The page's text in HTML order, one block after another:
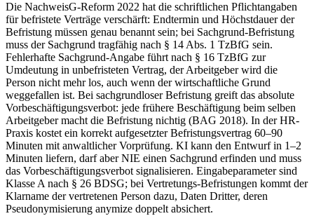
Die NachweisG-Reform 2022 hat die schriftlichen Pflichtangaben
für befristete Verträge verschärft: Endtermin und Höchstdauer der
Befristung müssen genau benannt sein; bei Sachgrund-Befristung
muss der Sachgrund tragfähig nach § 14 Abs. 1 TzBfG sein.
Fehlerhafte Sachgrund-Angabe führt nach § 16 TzBfG zur
Umdeutung in unbefristeten Vertrag, der Arbeitgeber wird die
Person nicht mehr los, auch wenn der wirtschaftliche Grund
weggefallen ist. Bei sachgrundloser Befristung greift das absolute
Vorbeschäftigungsverbot: jede frühere Beschäftigung beim selben
Arbeitgeber macht die Befristung nichtig (BAG 2018). In der HR-
Praxis kostet ein korrekt aufgesetzter Befristungsvertrag 60–90
Minuten mit anwaltlicher Vorprüfung. KI kann den Entwurf in 1–2
Minuten liefern, darf aber NIE einen Sachgrund erfinden und muss
das Vorbeschäftigungsverbot signalisieren. Eingabeparameter sind
Klasse A nach § 26 BDSG; bei Vertretungs-Befristungen kommt der
Klarname der vertretenen Person dazu, Daten Dritter, deren
Pseudonymisierung anymize doppelt absichert.